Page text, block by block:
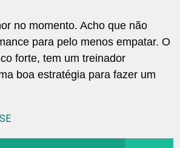
no momento. Acho que não
para pelo menos empatar. O
forte, tem um treinador
boa estratégia para fazer um